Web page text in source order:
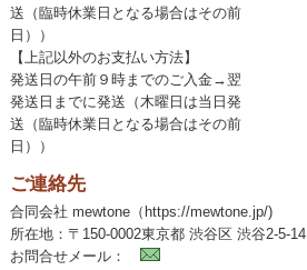
送（臨時休業日となる場合はその前
日））
【上記以外のお支払い方法】
発送日の午前９時までのご入金→翌
発送日までに発送（木曜日は当日発
送（臨時休業日となる場合はその前
日））
ご連絡先
合同会社 mewtone（https://mewtone.jp/)
所在地：〒150-0002東京都 渋谷区 渋谷2-5-14
お問合せメール：